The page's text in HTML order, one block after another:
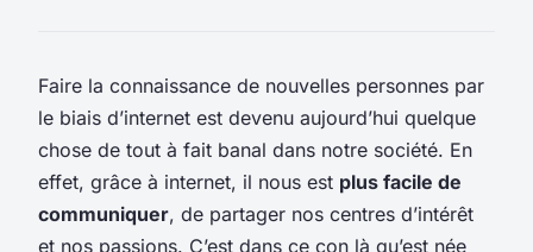
Faire la connaissance de nouvelles personnes par
le biais d’internet est devenu aujourd’hui quelque
chose de tout à fait banal dans notre société. En
effet, grâce à internet, il nous est plus facile de
communiquer, de partager nos centres d’intérêt
et nos passions. C’est dans ce con là qu’est née